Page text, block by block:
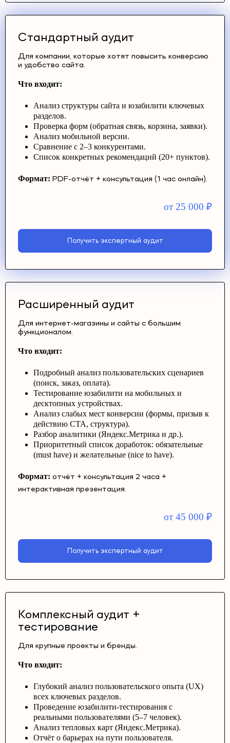
Стандартный аудит
Для компании, которые хотят повысить конверсию
и удобство сайта.
Что входит:
Анализ структуры сайта и юзабилити ключевых
разделов.
Проверка форм (обратная связь, корзина, заявки).
Анализ мобильной версии.
Сравнение с 2–3 конкурентами.
Список конкретных рекомендаций (20+ пунктов).
Формат: PDF-отчёт + консультация (1 час онлайн).
от 25 000 ₽
Получить экспертный аудит
Расширенный аудит
Для интернет-магазины и сайты с большим
функционалом.
Что входит:
Подробный анализ пользовательских сценариев
(поиск, заказ, оплата).
Тестирование юзабилити на мобильных и
десктопных устройствах.
Анализ слабых мест конверсии (формы, призыв к
действию CTA, структура).
Разбор аналитики (Яндекс.Метрика и др.).
Приоритетный список доработок: обязательные
(must have) и желательные (nice to have).
Формат: отчёт + консультация 2 часа +
интерактивная презентация.
от 45 000 ₽
Получить экспертный аудит
Комплексный аудит +
тестирование
Для крупные проекты и бренды.
Что входит:
Глубокий анализ пользовательского опыта (UX)
всех ключевых разделов.
Проведение юзабилити-тестирования с
реальными пользователями (5–7 человек).
Анализ тепловых карт (Яндекс.Метрика).
Отчёт о барьерах на пути пользователя.